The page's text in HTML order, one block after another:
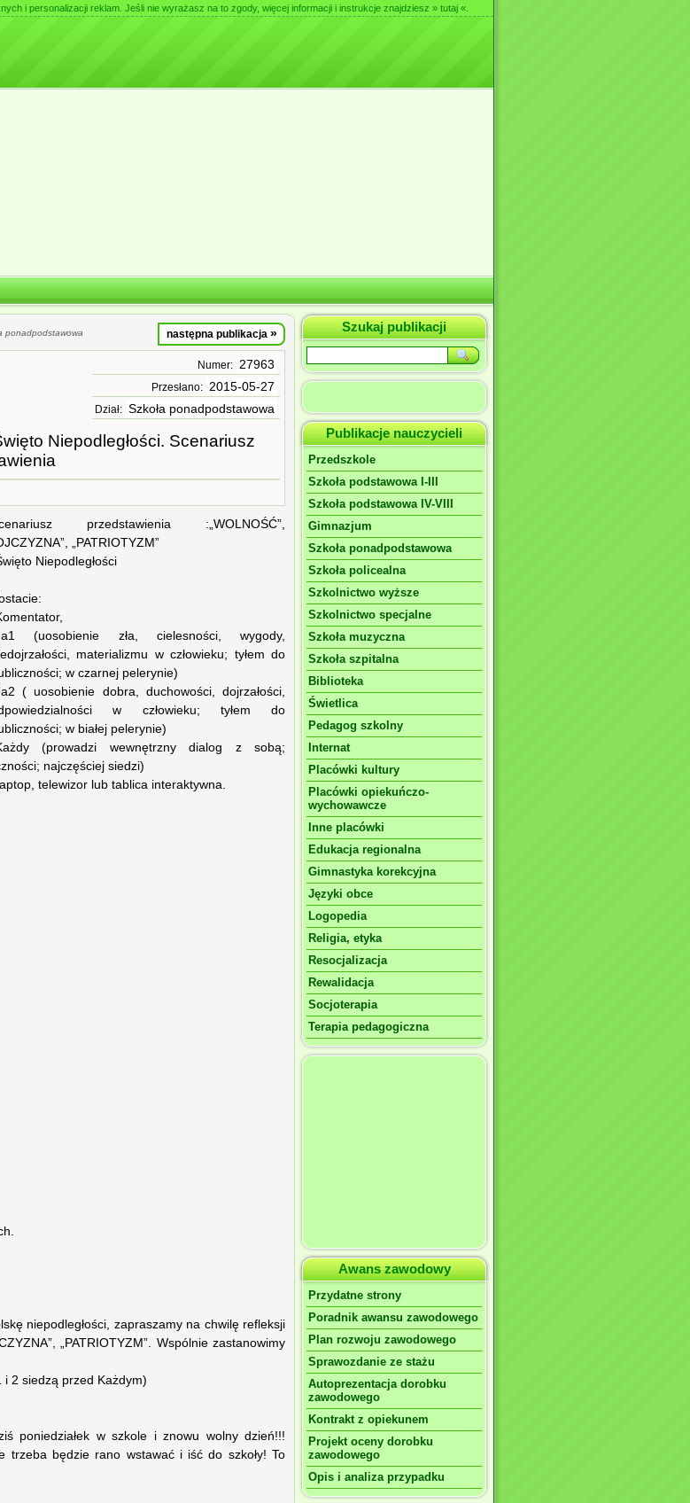
i personalizacji reklam. Jeśli nie wyrażasz na to zgody, więcej informacji i instrukcje znajdziesz » tutaj «
ponadpodstawowa następna publikacja »
Numer: 27963
Przesłano: 2015-05-27
Dział: Szkoła ponadpodstawowa
Niepodległości. Scenariusz
przedstawienia :„WOLNOŚĆ”,
„PATRIOTYZM”
Niepodległości
(uosobienie zła, cielesności, wygody,
materializmu w człowieku; tyłem do
w czarnej pelerynie)
( uosobienie dobra, duchowości, dojrzałości,
w człowieku; tyłem do
w białej pelerynie)
(prowadzi wewnętrzny dialog z sobą;
najczęściej siedzi)
telewizor lub tablica interaktywna.
niepodległości, zapraszamy na chwilę refleksji
„PATRIOTYZM”. Wspólnie zastanowimy
i 2 siedzą przed Każdym)
poniedziałek w szkole i znowu wolny dzień!!!
trzeba będzie rano wstawać i iść do szkoły! To
Szukaj publikacji
Publikacje nauczycieli
Przedszkole
Szkoła podstawowa I-III
Szkoła podstawowa IV-VIII
Gimnazjum
Szkoła ponadpodstawowa
Szkoła policealna
Szkolnictwo wyższe
Szkolnictwo specjalne
Szkoła muzyczna
Szkoła szpitalna
Biblioteka
Świetlica
Pedagog szkolny
Internat
Placówki kultury
Placówki opiekuńczo-
wychowawcze
Inne placówki
Edukacja regionalna
Gimnastyka korekcyjna
Języki obce
Logopedia
Religia, etyka
Resocjalizacja
Rewalidacja
Socjoterapia
Terapia pedagogiczna
Awans zawodowy
Przydatne strony
Poradnik awansu zawodowego
Plan rozwoju zawodowego
Sprawozdanie ze stażu
Autoprezentacja dorobku
zawodowego
Kontrakt z opiekunem
Projekt oceny dorobku
zawodowego
Opis i analiza przypadku